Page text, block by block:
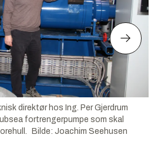
direktør hos Ing. Per Gjerdrum
fortrengerpumpe som skal
Bilde: Joachim Seehusen